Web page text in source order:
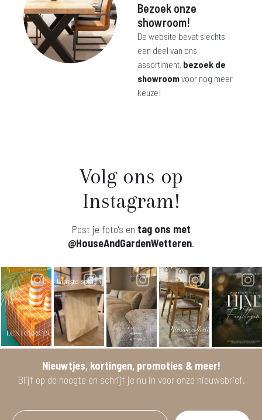
Bezoek onze
showroom!
De website bevat slechts
een deel van ons
assortiment, bezoek de
showroomvoor nog meer
keuze!
Volg ons op
Instagram!
Post je foto's en tag ons met
@HouseAndGardenWetteren.
Nieuwtjes, kortingen, promoties & meer!
Blijf op de hoogte en schrijf je nu in voor onze nieuwsbrief.